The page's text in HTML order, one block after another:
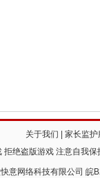
关于我们
家长监护
绝盗版游戏 注意自我
意网络科技有限公司 皖